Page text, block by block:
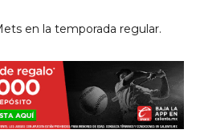
en la temporada regular.